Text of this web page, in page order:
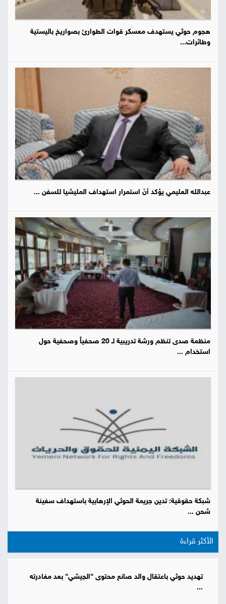
هجوم حوثي يستهدف معسكر قوات الطوارئ بصواريخ باليستية
وطائرات...
عبدالله العليمي يؤكد أنّ استمرار استهداف المليشيا للسفن ...
منظمة صدى تنظم ورشة تدريبية لـ 20 صحفياً وصحفية حول
استخدام ...
شبكة حقوقية: تدين جريمة الحوثي الإرهابية باستهداف سفينة
شحن ...
الأكثر قراءة
تهديد حوثي باعتقال والد صانع محتوى "الجيشي" بعد مغادرته
...